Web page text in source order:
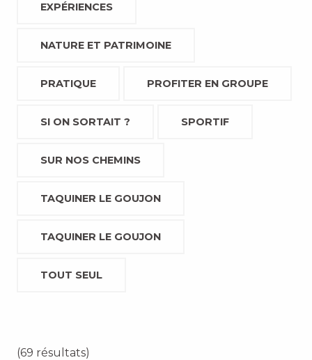
EXPÉRIENCES
NATURE ET PATRIMOINE
PRATIQUE PROFITER EN GROUPE
SI ON SORTAIT ? SPORTIF
SUR NOS CHEMINS
TAQUINER LE GOUJON
TAQUINER LE GOUJON
TOUT SEUL
(69 résultats)